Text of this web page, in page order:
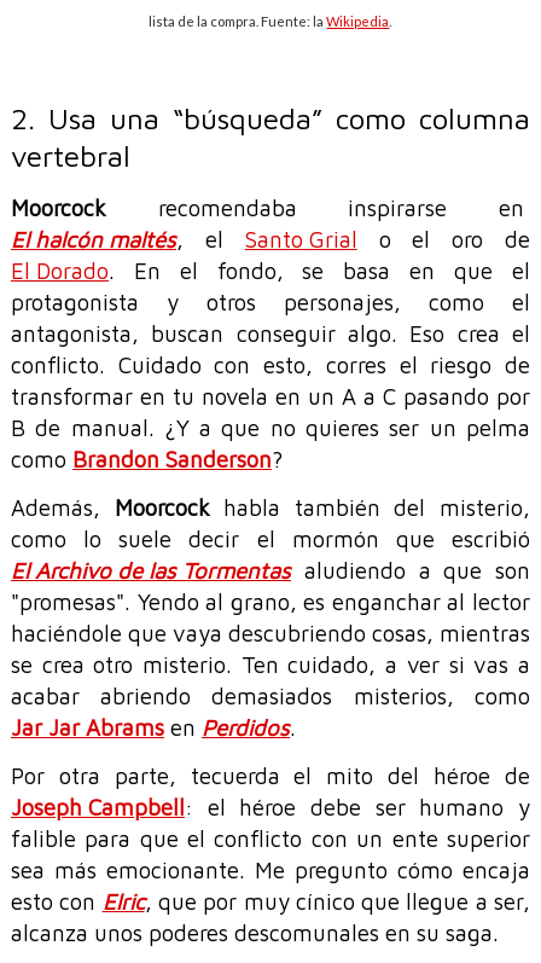
lista de la compra. Fuente: laWikipedia
2. Usa una “búsqueda” como columna
vertebral
Moorcockrecomendaba inspirarse en
El halcón maltés, el Santo Grial o el oro de
El Dorado. En el fondo, se basa en que el
protagonista y otros personajes, como el
antagonista, buscan conseguir algo. Eso crea el
conflicto. Cuidado con esto, corres el riesgo de
transformar en tu novela en un A a C pasando por
B de manual. ¿Y a que no quieres ser un pelma
como Brandon Sanderson?
Además, Moorcockhabla también del misterio,
como lo suele decir el mormón que escribió
El Archivo de las Tormentas aludiendo a que son
"promesas". Yendo al grano, es enganchar al lector
haciéndole que vaya descubriendo cosas, mientras
se crea otro misterio. Ten cuidado, a ver si vas a
acabar abriendo demasiados misterios, como
Jar Jar Abramsen Perdidos.
Por otra parte, tecuerda el mito del héroe de
Joseph Campbell: el héroe debe ser humano y
falible para que el conflicto con un ente superior
sea más emocionante. Me pregunto cómo encaja
esto con Elric, que por muy cínico que llegue a ser,
alcanza unos poderes descomunales en su saga.